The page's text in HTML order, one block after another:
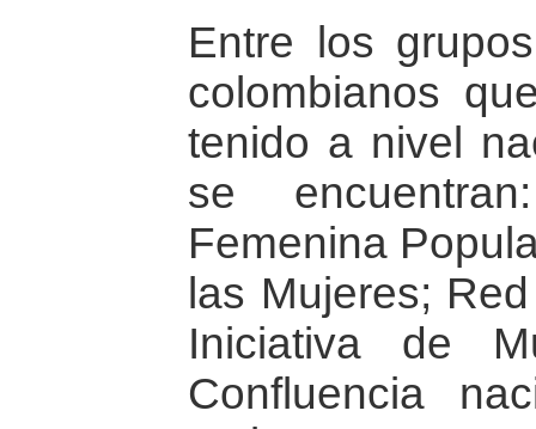
Entre los
colombianos
tenido a nivel
se
Femenina
las Mujeres;
Iniciativa de
Confluencia